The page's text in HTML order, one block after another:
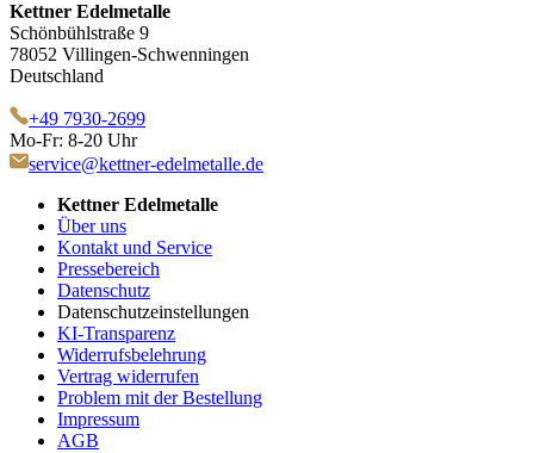
Kettner Edelmetalle
Schönbühlstraße 9
78052 Villingen-Schwenningen
Deutschland
+49 7930-2699
Mo-Fr: 8-20 Uhr
service@kettner-edelmetalle.de
Kettner Edelmetalle
Über uns
Kontakt und Service
Pressebereich
Datenschutz
Datenschutzeinstellungen
KI-Transparenz
Widerrufsbelehrung
Vertrag widerrufen
Problem mit der Bestellung
Impressum
AGB